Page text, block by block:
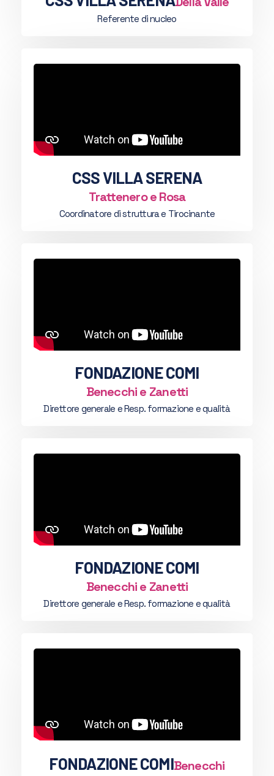
Referente di nucleo
CSS VILLA SERENA
Trattenero e Rosa
Coordinatore di struttura e Tirocinante
FONDAZIONE COMI
Benecchi e Zanetti
Direttore generale e Resp. formazione e qualità
FONDAZIONE COMI
Benecchi e Zanetti
Direttore generale e Resp. formazione e qualità
FONDAZIONE COMIBenecchi